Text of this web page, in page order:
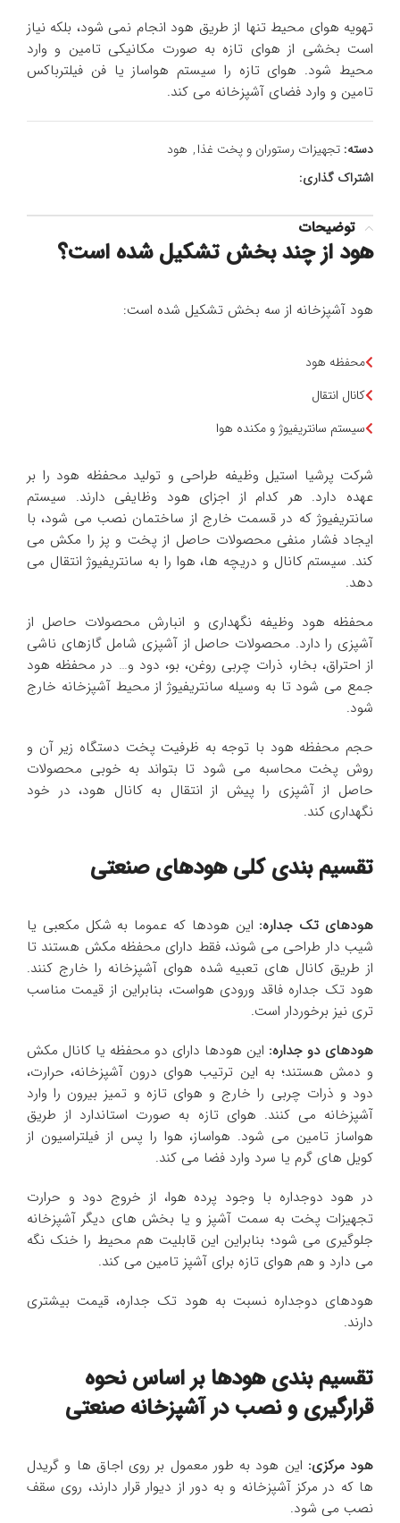
تهویه هوای محیط تنها از طریق هود انجام نمی شود، بلکه نیاز
است بخشی از هوای تازه به صورت مکانیکی تامین و وارد
محیط شود. هوای تازه را سیستم هواساز یا فن فیلترباکس
تامین و وارد فضای آشپزخانه می کند.
دسته: تجهیزات رستوران و پخت غذا, هود
اشتراک گذاری:
توضیحات
هود از چند بخش تشکیل شده است؟
هود آشپزخانه از سه بخش تشکیل شده است:
محفظه هود
کانال انتقال
سیستم سانتریفیوژ و مکنده هوا
شرکت پرشیا استیل وظیفه طراحی و تولید محفظه هود را بر
عهده دارد. هر کدام از اجزای هود وظایفی دارند. سیستم
سانتریفیوژ که در قسمت خارج از ساختمان نصب می شود، با
ایجاد فشار منفی محصولات حاصل از پخت و پز را مکش می
کند. سیستم کانال و دریچه ها، هوا را به سانتریفیوژ انتقال می
دهد.
محفظه هود وظیفه نگهداری و انبارش محصولات حاصل از
آشپزی را دارد. محصولات حاصل از آشپزی شامل گازهای ناشی
از احتراق، بخار، ذرات چربی روغن، بو، دود و… در محفظه هود
جمع می شود تا به وسیله سانتریفیوژ از محیط آشپزخانه خارج
شود.
حجم محفظه هود با توجه به ظرفیت پخت دستگاه زیر آن و
روش پخت محاسبه می شود تا بتواند به خوبی محصولات
حاصل از آشپزی را پیش از انتقال به کانال هود، در خود
نگهداری کند.
تقسیم بندی کلی هودهای صنعتی
هودهای تک جداره: این هودها که عموما به شکل مکعبی یا
شیب دار طراحی می شوند، فقط دارای محفظه مکش هستند تا
از طریق کانال های تعبیه شده هوای آشپزخانه را خارج کنند.
هود تک جداره فاقد ورودی هواست، بنابراین از قیمت مناسب
تری نیز برخوردار است.
هودهای دو جداره: این هودها دارای دو محفظه یا کانال مکش
و دمش هستند؛ به این ترتیب هوای درون آشپزخانه، حرارت،
دود و ذرات چربی را خارج و هوای تازه و تمیز بیرون را وارد
آشپزخانه می کنند. هوای تازه به صورت استاندارد از طریق
هواساز تامین می شود. هواساز، هوا را پس از فیلتراسیون از
کویل های گرم یا سرد وارد فضا می کند.
در هود دوجداره با وجود پرده هوا، از خروج دود و حرارت
تجهیزات پخت به سمت آشپز و یا بخش های دیگر آشپزخانه
جلوگیری می شود؛ بنابراین این قابلیت هم محیط را خنک نگه
می دارد و هم هوای تازه برای آشپز تامین می کند.
هودهای دوجداره نسبت به هود تک جداره، قیمت بیشتری
دارند.
تقسیم بندی هودها بر اساس نحوه
قرارگیری و نصب در آشپزخانه صنعتی
هود مرکزی: این هود به طور معمول بر روی اجاق ها و گریدل
ها که در مرکز آشپزخانه و به دور از دیوار قرار دارند، روی سقف
نصب می شود.